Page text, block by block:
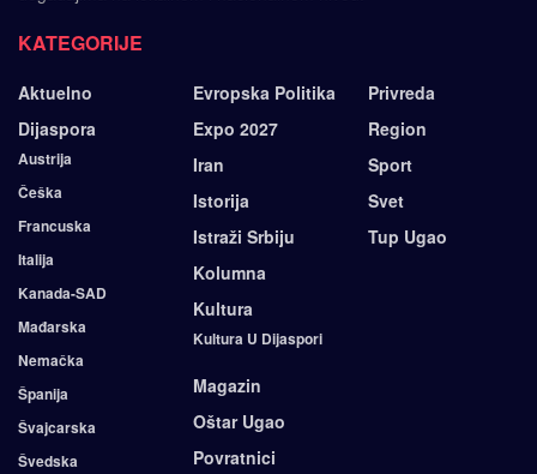
KATEGORIJE
Aktuelno
Dijaspora
Austrija
Češka
Francuska
Italija
Kanada-SAD
Mađarska
Nemačka
Španija
Švajcarska
Švedska
Evropska Politika
Expo 2027
Iran
Istorija
Istraži Srbiju
Kolumna
Kultura
Kultura U Dijaspori
Magazin
Oštar Ugao
Povratnici
Privreda
Region
Sport
Svet
Tup Ugao